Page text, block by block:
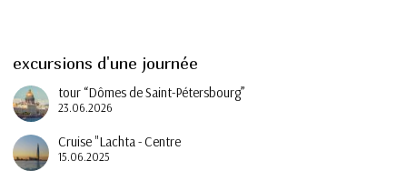
excursions d'une journée
tour “Dômes de Saint-Pétersbourg”
23.06.2026
Cruise "Lachta - Centre
15.06.2025